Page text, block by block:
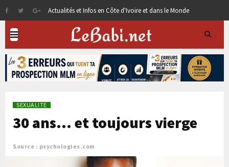
Actualités et Infos en Côte d'Ivoire et dans le Monde
SEXUALITE
30 ans… et toujours vierge
Source : psychologies.com